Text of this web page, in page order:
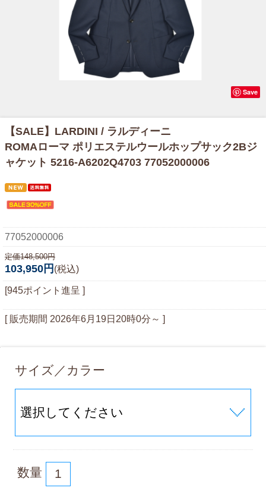
Save
【SALE】 LARDINI / ラルディーニ
ROMAローマ ポリエステルウールホップサック2Bジ
ャケット 5216-A6202Q4703 77052000006
77052000006
定価148,500円
103,950円 (税込)
[945ポイント進呈 ]
[ 販売期間 2026年6月19日20時0分 ～ ]
サイズ／カラー
数量